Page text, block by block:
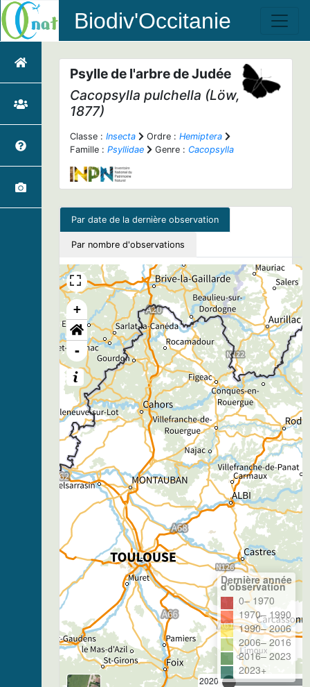
Biodiv'Occitanie
Psylle de l'arbre de Judée
Cacopsylla pulchella (Löw,
1877)
Classe : Insecta Ordre : Hemiptera
Famille : Psyllidae Genre : Cacopsylla
Par date de la dernière observation
Par nombre d'observations
+
-
2020
Dernière année
d'observation
0– 1970
1970– 1990
1990– 2006
2006– 2016
2016– 2023
2023+